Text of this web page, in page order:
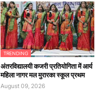
TRENDING
अंतरविद्यालयी कजरी प्रतियोगिता में आर्य
महिला नागर मल मुरारका स्कूल प्रथम
August 09, 2026